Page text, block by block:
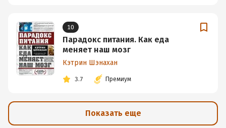
10
Парадокс питания. Как еда
меняет наш мозг
Кэтрин Шэнахан
3.7 Премиум
Показать еще